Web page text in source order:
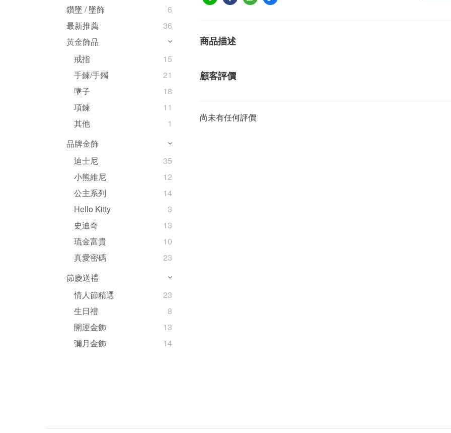
鑽墜 / 墜飾
6
最新推薦
36
黃金飾品
戒指
15
手鍊/手鐲
21
墬子
18
項鍊
11
其他
1
品牌金飾
迪士尼
35
小熊維尼
12
公主系列
14
Hello Kitty
3
史迪奇
13
琉金富貴
10
真愛密碼
23
節慶送禮
情人節精選
23
生日禮
8
開運金飾
13
彌月金飾
14
商品描述
顧客評價
尚未有任何評價